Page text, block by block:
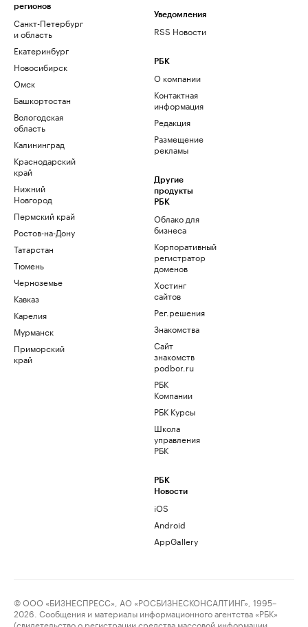
регионов
Санкт-Петербург
и область
Екатеринбург
Новосибирск
Омск
Башкортостан
Вологодская
область
Калининград
Краснодарский
край
Нижний
Новгород
Пермский край
Ростов-на-Дону
Татарстан
Тюмень
Черноземье
Кавказ
Карелия
Мурманск
Приморский
край
Уведомления
RSS Новости
РБК
О компании
Контактная
информация
Редакция
Размещение
рекламы
Другие
продукты
РБК
Облако для
бизнеса
Корпоративный
регистратор
доменов
Хостинг
сайтов
Рег.решения
Знакомства
Сайт
знакомств
podbor.ru
РБК
Компании
РБК Курсы
Школа
управления
РБК
РБК
Новости
iOS
Android
AppGallery
© ООО «БИЗНЕСПРЕСС», АО «РОСБИЗНЕСКОНСАЛТИНГ», 1995–
2026. Сообщения и материалы информационного агентства «РБК»
(свидетельство о регистрации средства массовой информации